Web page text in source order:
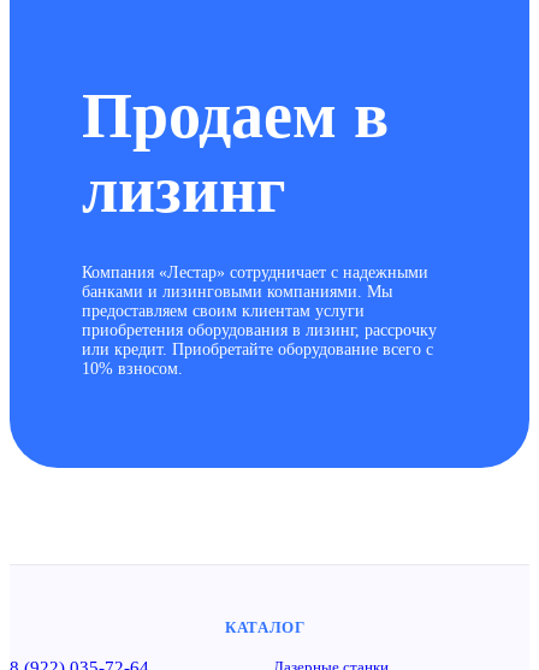
Продаем в
лизинг
Компания «Лестар» сотрудничает с надежными
банками и лизинговыми компаниями. Мы
предоставляем своим клиентам услуги
приобретения оборудования в лизинг, рассрочку
или кредит. Приобретайте оборудование всего с
10% взносом.
КАТАЛОГ